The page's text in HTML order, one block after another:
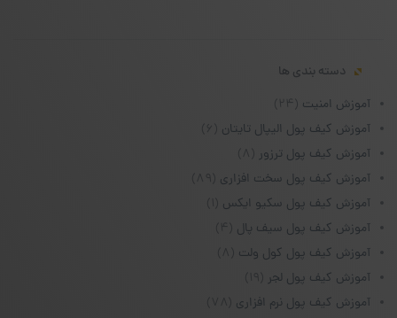
دسته بندی ها
آموزش امنیت (۲۴)
آموزش کیف پول الیپال تایتان
آموزش کیف پول ترزور
آموزش کیف پول سخت افزاری
آموزش کیف پول سکیو ایکس
آموزش کیف پول سیف پال
آموزش کیف پول کول ولت
آموزش کیف پول لجر
آموزش کیف پول نرم افزاری